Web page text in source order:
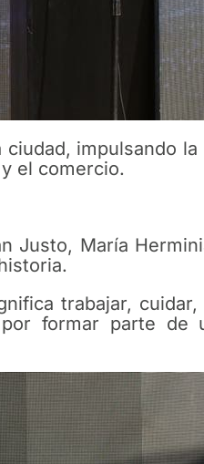
impulsando
el comercio.
Justo, María
trabajar,
formar parte de